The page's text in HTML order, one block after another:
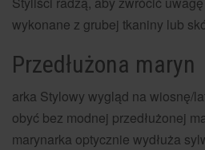
wykonane z grubej tkaniny lub
Przedłużona maryn
arka Stylowy wygląd na wiosnę/
obyć bez modnej przedłużonej
marynarka optycznie wydłuża